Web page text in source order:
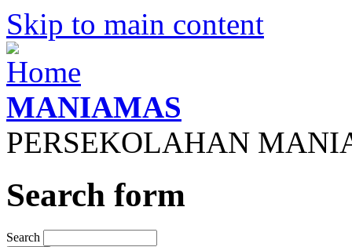
Skip to main content
MANIAMAS
PERSEKOLAHAN
Search form
Search